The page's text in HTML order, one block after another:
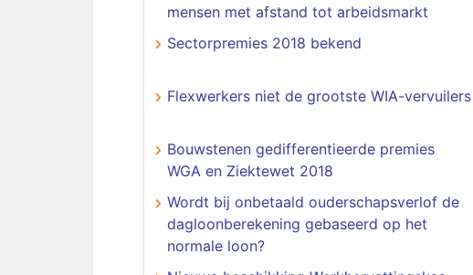
mensen met afstand tot arbeidsmarkt
Sectorpremies 2018 bekend
Flexwerkers niet de grootste WIA-vervuilers
Bouwstenen gedifferentieerde premies
WGA en Ziektewet 2018
Wordt bij onbetaald ouderschapsverlof de
dagloonberekening gebaseerd op het
normale loon?